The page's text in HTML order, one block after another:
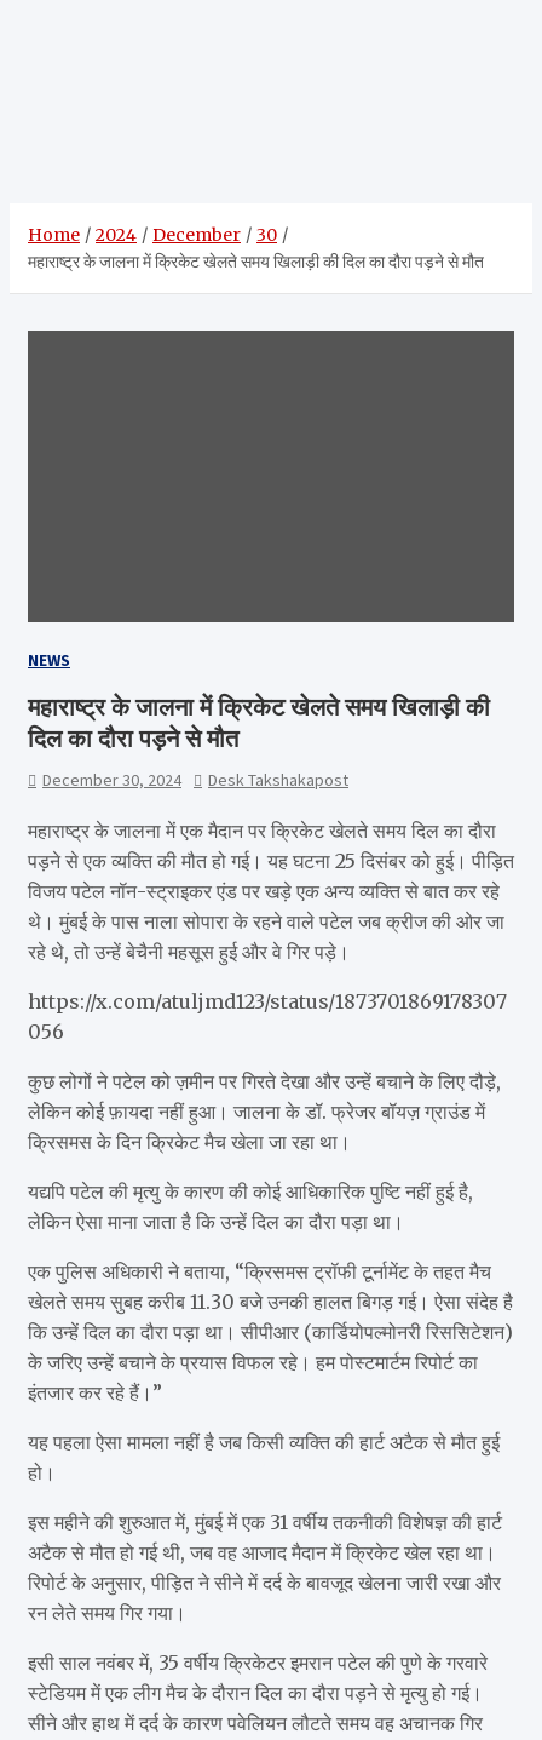
Home 2024 December
30
महाराष्ट्र के जालना में क्रिकेट खेलते समय खिलाड़ी की दिल का दौरा पड़ने से मौत
NEWS
महाराष्ट्र के जालना में क्रिकेट खेलते समय खिलाड़ी की
दिल का दौरा पड़ने से मौत
December 30, 2024 Desk Takshakapost
महाराष्ट्र के जालना में एक मैदान पर क्रिकेट खेलते समय दिल का दौरा
पड़ने से एक व्यक्ति की मौत हो गई। यह घटना 25 दिसंबर को हुई। पीड़ित
विजय पटेल नॉन-स्ट्राइकर एंड पर खड़े एक अन्य व्यक्ति से बात कर रहे
थे। मुंबई के पास नाला सोपारा के रहने वाले पटेल जब क्रीज की ओर जा
रहे थे, तो उन्हें बेचैनी महसूस हुई और वे गिर पड़े।
https://x.com/atuljmd123/status/1873701869178307
056
कुछ लोगों ने पटेल को ज़मीन पर गिरते देखा और उन्हें बचाने के लिए दौड़े,
लेकिन कोई फ़ायदा नहीं हुआ। जालना के डॉ. फ्रेजर बॉयज़ ग्राउंड में
क्रिसमस के दिन क्रिकेट मैच खेला जा रहा था।
यद्यपि पटेल की मृत्यु के कारण की कोई आधिकारिक पुष्टि नहीं हुई है,
लेकिन ऐसा माना जाता है कि उन्हें दिल का दौरा पड़ा था।
एक पुलिस अधिकारी ने बताया, “क्रिसमस ट्रॉफी टूर्नामेंट के तहत मैच
खेलते समय सुबह करीब 11.30 बजे उनकी हालत बिगड़ गई। ऐसा संदेह है
कि उन्हें दिल का दौरा पड़ा था। सीपीआर (कार्डियोपल्मोनरी रिससिटेशन)
के जरिए उन्हें बचाने के प्रयास विफल रहे। हम पोस्टमार्टम रिपोर्ट का
इंतजार कर रहे हैं।”
यह पहला ऐसा मामला नहीं है जब किसी व्यक्ति की हार्ट अटैक से मौत हुई
हो।
इस महीने की शुरुआत में, मुंबई में एक 31 वर्षीय तकनीकी विशेषज्ञ की हार्ट
अटैक से मौत हो गई थी, जब वह आजाद मैदान में क्रिकेट खेल रहा था।
रिपोर्ट के अनुसार, पीड़ित ने सीने में दर्द के बावजूद खेलना जारी रखा और
रन लेते समय गिर गया।
इसी साल नवंबर में, 35 वर्षीय क्रिकेटर इमरान पटेल की पुणे के गरवारे
स्टेडियम में एक लीग मैच के दौरान दिल का दौरा पड़ने से मृत्यु हो गई।
सीने और हाथ में दर्द के कारण पवेलियन लौटते समय वह अचानक गिर